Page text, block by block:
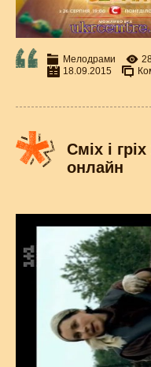
Мелодрами
18.09.2015
Сміх і
онлайн